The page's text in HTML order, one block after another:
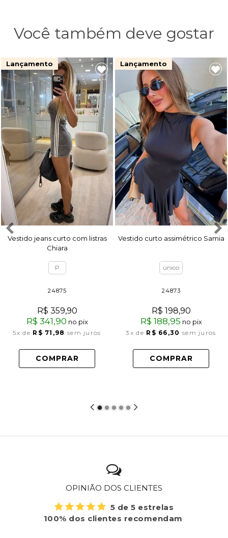
Você também deve gostar
Lançamento
Vestido jeans curto com listras
Chiara
P
24875
R$ 359,90
R$ 341,90 no pix
5x de R$ 71,98 sem juros
COMPRAR
Lançamento
Vestido curto assimétrico Samia
único
24873
R$ 198,90
R$ 188,95 no pix
3x de R$ 66,30 sem juros
COMPRAR
OPINIÃO DOS CLIENTES
5 de 5 estrelas
100% dos clientes recomendam